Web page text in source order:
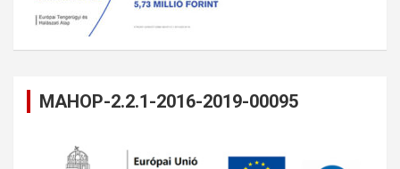
MAHOP-2.2.1-2016-2019-00095